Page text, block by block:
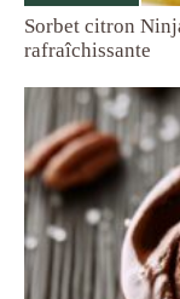
Sorbet citron
rafraîchissante